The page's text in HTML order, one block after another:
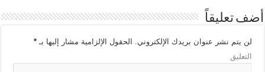
أضف تعليقاً
لن يتم نشر عنوان بريدك الإلكتروني. الحقول الإلزامية مشار إليها بـ*
التعليق